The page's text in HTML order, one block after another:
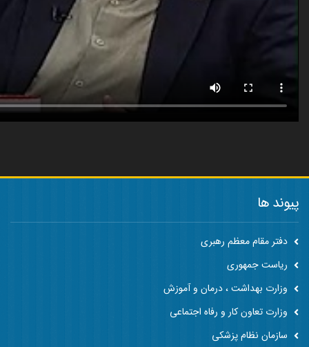
پیوند ها
دفتر مقام معظم رهبری
ریاست جمهوری
وزارت بهداشت ، درمان و آموزش
وزارت تعاون کار و رفاه اجتماعی
سازمان نظام پزشکی